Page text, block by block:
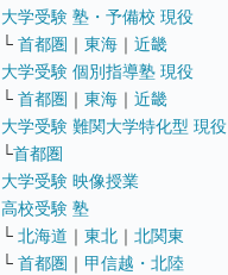
大学受験 塾・予備校 現役
└ 首都圏 ｜ 東海 ｜ 近畿
大学受験 個別指導塾 現役
└ 首都圏 ｜ 東海 ｜ 近畿
大学受験 難関大学特化型 現役
└首都圏
大学受験 映像授業
高校受験 塾
└ 北海道 ｜ 東北 ｜ 北関東
└ 首都圏 ｜ 甲信越・北陸